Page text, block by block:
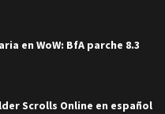
en WoW: BfA parche 8.3
Scrolls Online en español